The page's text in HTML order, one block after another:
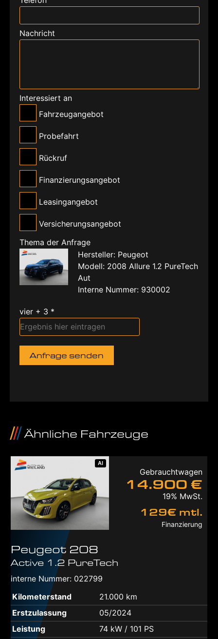
Nachricht
Interessiert an
Fahrzeugangebot
Probefahrt
Rückruf
Finanzierungsangebot
Leasingangebot
Versicherungsangebot
Thema der Anfrage
Hersteller: Peugeot
Modell: 2008 Allure 1.2 PureTech
Aut
Interne Nummer: 930002
vier + 3 *
Anfrage senden
Ähnliche Fahrzeuge
AI
Gebrauchtwagen
14.900 €
19% MwSt.
129€ mtl.
Finanzierung
Peugeot 208
Active 1.2 PureTech
interne Nummer: 022799
Kilometerstand
21.000 km
Erstzulassung
05/2024
Leistung
74 kW / 101 PS